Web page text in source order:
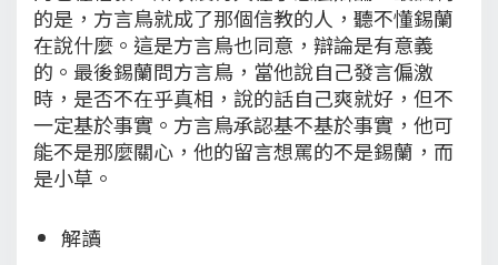
的是，方言鳥就成了那個信教的人，聽不懂錫蘭
在說什麼。這是方言鳥也同意，辯論是有意義
的。最後錫蘭問方言鳥，當他說自己發言偏激
時，是否不在乎真相，說的話自己爽就好，但不
一定基於事實。方言鳥承認基不基於事實，他可
能不是那麼關心，他的留言想罵的不是錫蘭，而
是小草。
解讀